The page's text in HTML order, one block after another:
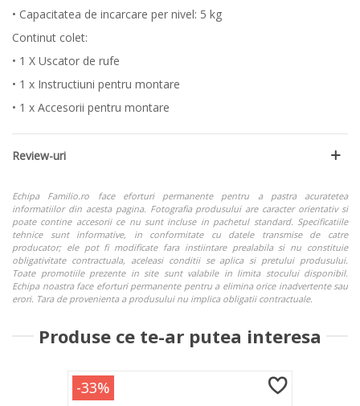
• Capacitatea de incarcare per nivel: 5 kg
Continut colet:
• 1 X Uscator de rufe
• 1 x Instructiuni pentru montare
• 1 x Accesorii pentru montare
Review-uri
Echipa Familio.ro face eforturi permanente pentru a pastra acuratetea
informatiilor din acesta pagina. Fotografia produsului are caracter orientativ si
poate contine accesorii ce nu sunt incluse in pachetul standard. Specificatiile
tehnice sunt informative, in conformitate cu datele transmise de catre
producator; ele pot fi modificate fara instiintare prealabila si nu constituie
obligativitate contractuala, aceleasi conditii se aplica si pretului produsului.
Toate promotiile prezente in site sunt valabile in limita stocului disponibil.
Echipa noastra face eforturi permanente pentru a elimina orice inadvertente sau
erori. Tara de provenienta a produsului nu implica obligatii contractuale.
Produse ce te-ar putea interesa
-33%